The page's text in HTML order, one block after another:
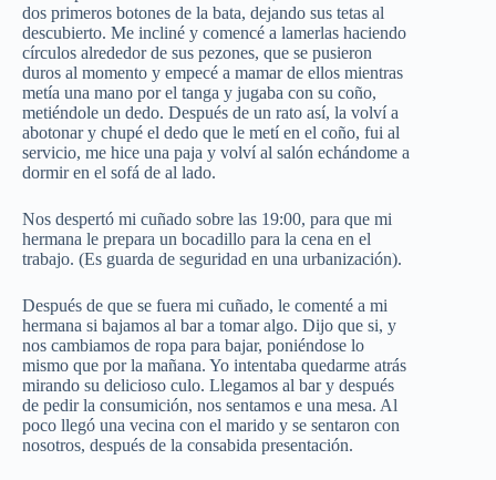
dos primeros botones de la bata, dejando sus tetas al
descubierto. Me incliné y comencé a lamerlas haciendo
círculos alrededor de sus pezones, que se pusieron
duros al momento y empecé a mamar de ellos mientras
metía una mano por el tanga y jugaba con su coño,
metiéndole un dedo. Después de un rato así, la volví a
abotonar y chupé el dedo que le metí en el coño, fui al
servicio, me hice una paja y volví al salón echándome a
dormir en el sofá de al lado.
Nos despertó mi cuñado sobre las 19:00, para que mi
hermana le prepara un bocadillo para la cena en el
trabajo. (Es guarda de seguridad en una urbanización).
Después de que se fuera mi cuñado, le comenté a mi
hermana si bajamos al bar a tomar algo. Dijo que si, y
nos cambiamos de ropa para bajar, poniéndose lo
mismo que por la mañana. Yo intentaba quedarme atrás
mirando su delicioso culo. Llegamos al bar y después
de pedir la consumición, nos sentamos e una mesa. Al
poco llegó una vecina con el marido y se sentaron con
nosotros, después de la consabida presentación.